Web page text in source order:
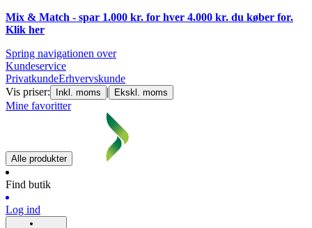
Mix & Match - spar 1.000 kr. for hver 4.000 kr. du køber for.
Klik her
Spring navigationen over
Kundeservice
PrivatkundeErhvervskunde
Vis priser:
Inkl. moms | Ekskl. moms
Mine favoritter
Alle produkter
Find butik
Log ind